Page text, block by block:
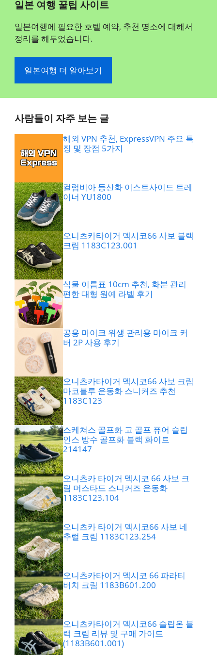
일본 여행 꿀팁 사이트
일본여행에 필요한 호텔 예약, 추천 명소에 대해서
정리를 해두었습니다.
일본여행 더 알아보기
사람들이 자주 보는 글
해외 VPN 추천, ExpressVPN 주요 특
징 및 장점 5가지
컬럼비아 등산화 이스트사이드 트레
이너 YU1800
오니츠카타이거 멕시코66 사보 블랙
크림 1183C123.001
식물 이름표 10cm 추천, 화분 관리
편한 대형 원예 라벨 후기
공용 마이크 위생 관리용 마이크 커
버 2P 사용 후기
오니츠카타이거 멕시코66 사보 크림
마코블루 운동화 스니커즈 추천
1183C123
스케쳐스 골프화 고 골프 퓨어 슬립
인스 방수 골프화 블랙 화이트
214147
오니츠카 타이거 멕시코 66 사보 크
림 머스타드 스니커즈 운동화
1183C123.104
오니츠카 타이거 멕시코66 사보 네
추럴 크림 1183C123.254
오니츠카타이거 멕시코 66 파라티
버치 크림 1183B601.200
오니츠카타이거 멕시코66 슬립온 블
랙 크림 리뷰 및 구매 가이드
(1183B601.001)